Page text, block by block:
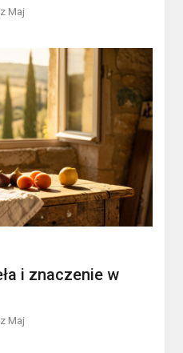
Maj
i znaczenie w
Maj